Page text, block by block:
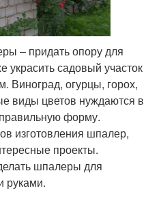
– придать опору для
украсить садовый участок
Виноград, огурцы, горох,
виды цветов нуждаются в
форму.
изготовления шпалер,
проекты.
шпалеры для
руками.